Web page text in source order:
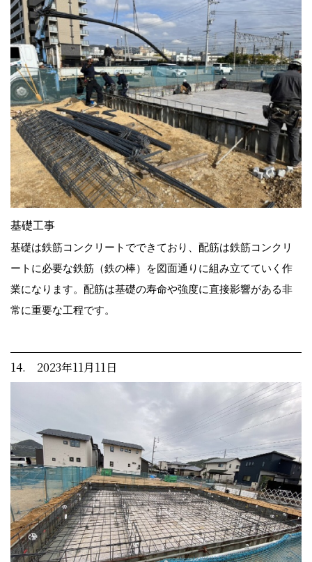
基礎工事
基礎は鉄筋コンクリートでできており、配筋は鉄筋コンクリ
ートに必要な鉄筋（鉄の棒）を図面通りに組み立てていく作
業になります。配筋は基礎の寿命や強度に直接影響がある非
常に重要な工程です。
14. 2023年11月11日